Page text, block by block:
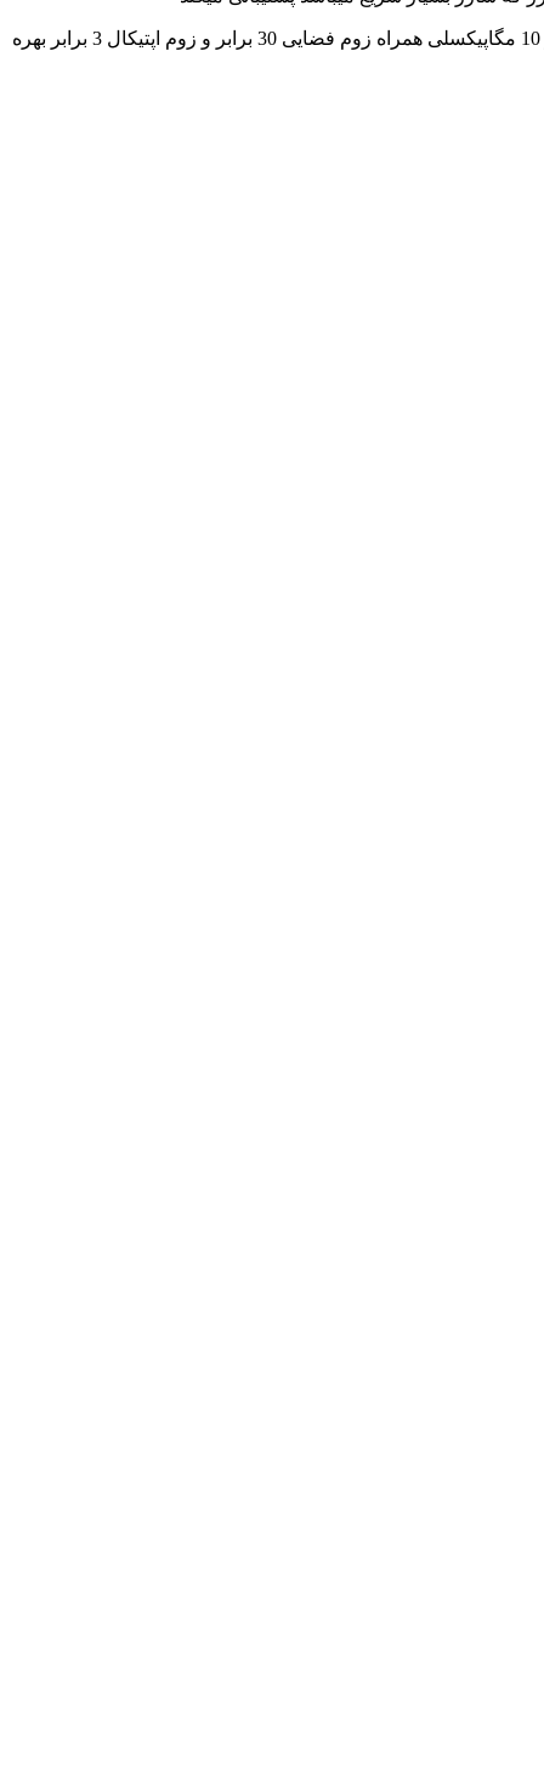
ونیز برای هر دو گوشی هوشمند گلکسی S22 دوربین50 مگاپیکسلGN5 سامسونگ در کنار لنز 12 مگاپیکسلی فوق عریض و سنسور تله فوتو 10 مگاپیکسلی همراه زوم فضایی 30 برابر و زوم اپتیکال 3 برابر بهره